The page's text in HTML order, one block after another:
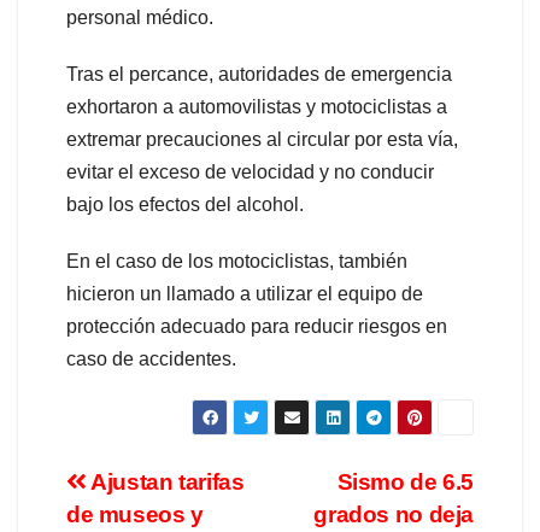
personal médico.
Tras el percance, autoridades de emergencia
exhortaron a automovilistas y motociclistas a
extremar precauciones al circular por esta vía,
evitar el exceso de velocidad y no conducir
bajo los efectos del alcohol.
En el caso de los motociclistas, también
hicieron un llamado a utilizar el equipo de
protección adecuado para reducir riesgos en
caso de accidentes.
Sismo de 6.5
grados no deja
Ajustan tarifas
de museos y